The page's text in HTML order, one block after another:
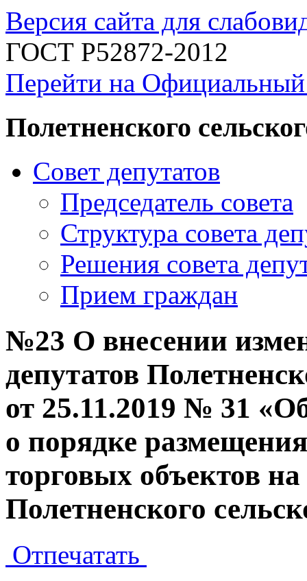
Версия сайта для
ГОСТ Р52872-2012
Перейти на
Полетненского
Совет депутатов
Председатель совета
Структура совета
Решения совета
Прием граждан
№23 О внесении
депутатов
от 25.11.2019 № 31
о порядке
торговых объектов
Полетненского
Отпечатать